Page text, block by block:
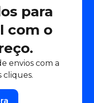
para
com o
envios com a
cliques.